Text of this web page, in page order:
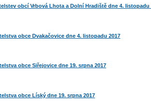
obcí Vrbová Lhota a Dolní Hradiště dne 4. listopadu
obce Dvakačovice dne 4. listopadu 2017
obce Siřejovice dne 19. srpna 2017
obce Líský dne 19. srpna 2017